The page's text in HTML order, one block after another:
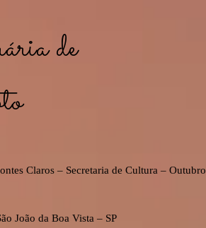
de
Claros – Secretaria de Cultura – Outubro
João da Boa Vista – SP